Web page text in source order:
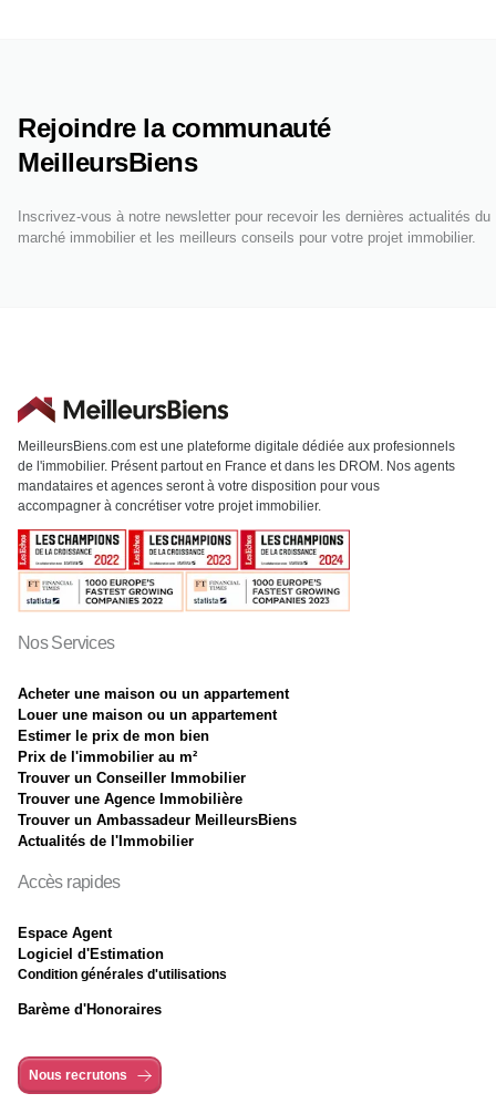
Rejoindre la communauté
MeilleursBiens
Inscrivez-vous à notre newsletter pour recevoir les dernières actualités du
marché immobilier et les meilleurs conseils pour votre projet immobilier.
MeilleursBiens.com est une plateforme digitale dédiée aux profesionnels
de l'immobilier. Présent partout en France et dans les DROM. Nos agents
mandataires et agences seront à votre disposition pour vous
accompagner à concrétiser votre projet immobilier.
Nos Services
Acheter une maison ou un appartement
Louer une maison ou un appartement
Estimer le prix de mon bien
Prix de l'immobilier au m²
Trouver un Conseiller Immobilier
Trouver une Agence Immobilière
Trouver un Ambassadeur MeilleursBiens
Actualités de l'Immobilier
Accès rapides
Espace Agent
Logiciel d'Estimation
Condition générales d'utilisations
Barème d'Honoraires
Nous recrutons